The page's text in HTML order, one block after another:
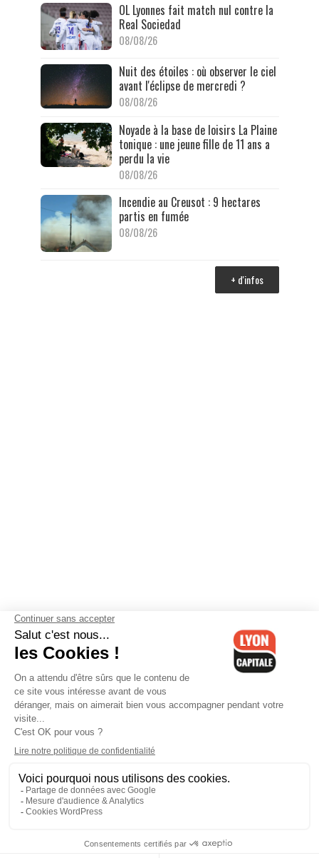
OL Lyonnes fait match nul contre la
Real Sociedad
08/08/26
Nuit des étoiles : où observer le ciel
avant l'éclipse de mercredi ?
08/08/26
Noyade à la base de loisirs La Plaine
tonique : une jeune fille de 11 ans a
perdu la vie
08/08/26
Incendie au Creusot : 9 hectares
partis en fumée
08/08/26
+ d'infos
Contactez-nous-Mentions légales-CGV-Politique de
confidentialité-Gestion des cookies
Cedex 06